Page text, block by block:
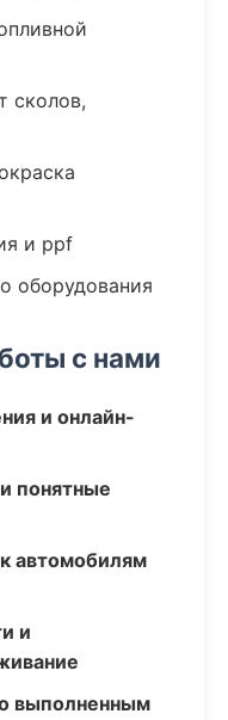
сколов,
и ppf
оборудования
с нами
и онлайн-
понятные
автомобилям
и
выполненным